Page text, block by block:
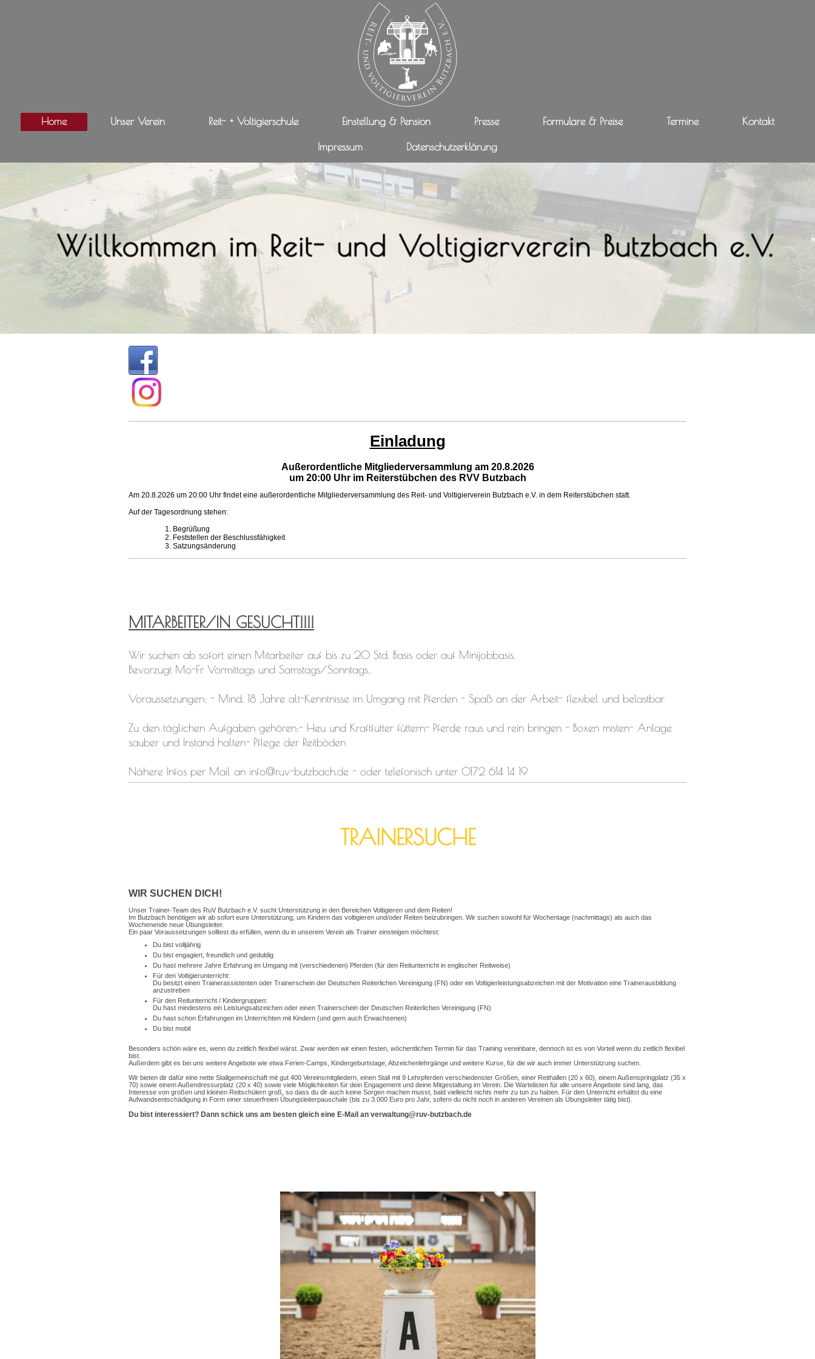
Home Unser Verein Reit- + Voltigierschule Einstellung & Pension Presse Formulare & Preise Termine Kontakt
Impressum Datenschutzerklärung
Einladung
Außerordentliche Mitgliederversammlung am 20.8.2026
um 20:00 Uhr im Reiterstübchen des RVV Butzbach
Am 20.8.2026 um 20:00 Uhr findet eine außerordentliche Mitgliederversammlung des Reit- und Voltigierverein Butzbach e.V. in dem Reiterstübchen statt.
Auf der Tagesordnung stehen:
1. Begrüßung
2. Feststellen der Beschlussfähigkeit
3. Satzungsänderung
MITARBEITER/IN GESUCHT!!!!
Wir suchen ab sofort einen Mitarbeiter auf bis zu 20 Std. Basis oder auf Minijobbasis.
Bevorzugt Mo-Fr Vormittags und Samstags/Sonntags..
Voraussetzungen: - Mind. 18 Jahre alt-Kenntnisse im Umgang mit Pferden - Spaß an der Arbeit- flexibel und belastbar
Zu den täglichen Aufgaben gehören:- Heu und Kraftfutter füttern- Pferde raus und rein bringen - Boxen misten- Anlage
sauber und Instand halten- Pflege der Reitböden
Nähere Infos per Mail an info@ruv-butzbach.de - oder telefonisch unter 0172 614 14 19
TRAINERSUCHE
WIR SUCHEN DICH!
Unser Trainer-Team des RuV Butzbach e.V. sucht Unterstützung in den Bereichen Voltigieren und dem Reiten!
Im Butzbach benötigen wir ab sofort eure Unterstützung, um Kindern das voltigieren und/oder Reiten beizubringen. Wir suchen sowohl für Wochentage (nachmittags) als auch das
Wochenende neue Übungsleiter.
Ein paar Voraussetzungen solltest du erfüllen, wenn du in unserem Verein als Trainer einsteigen möchtest:
Du bist volljährig
Du bist engagiert, freundlich und geduldig
Du hast mehrere Jahre Erfahrung im Umgang mit (verschiedenen) Pferden (für den Reitunterricht in englischer Reitweise)
Für den Voltigierunterricht:
Du besitzt einen Trainerassistenten oder Trainerschein der Deutschen Reiterlichen Vereinigung (FN) oder ein Voltigierleistungsabzeichen mit der Motivation eine Trainerausbildung
anzustreben
Für den Reitunterricht / Kindergruppen:
Du hast mindestens ein Leistungsabzeichen oder einen Trainerschein der Deutschen Reiterlichen Vereinigung (FN)
Du hast schon Erfahrungen im Unterrichten mit Kindern (und gern auch Erwachsenen)
Du bist mobil
Besonders schön wäre es, wenn du zeitlich flexibel wärst. Zwar werden wir einen festen, wöchentlichen Termin für das Training vereinbare, dennoch ist es von Vorteil wenn du zeitlich flexibel
bist.
Außerdem gibt es bei uns weitere Angebote wie etwa Ferien-Camps, Kindergeburtstage, Abzeichenlehrgänge und weitere Kurse, für die wir auch immer Unterstützung suchen.
Wir bieten dir dafür eine nette Stallgemeinschaft mit gut 400 Vereinsmitgliedern, einen Stall mit 9 Lehrpferden verschiedenster Größen, einer Reithallen (20 x 60), einem Außenspringplatz (35 x
70) sowie einem Außendressurplatz (20 x 40) sowie viele Möglichkeiten für dein Engagement und deine Mitgestaltung im Verein. Die Wartelisten für alle unsere Angebote sind lang, das
Interesse von großen und kleinen Reitschülern groß, so dass du dir auch keine Sorgen machen musst, bald vielleicht nichts mehr zu tun zu haben. Für den Unterricht erhältst du eine
Aufwandsentschädigung in Form einer steuerfreien Übungsleiterpauschale (bis zu 3.000 Euro pro Jahr, sofern du nicht noch in anderen Vereinen als Übungsleiter tätig bist).
Du bist interessiert? Dann schick uns am besten gleich eine E-Mail an verwaltung@ruv-butzbach.de